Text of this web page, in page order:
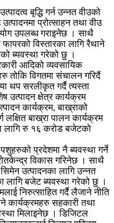
बृद्धि गर्न उन्नत वीउको
प्रोत्साहन तथा वीउ
उपलब्ध गराइनेछ । साथै
विस्तारका लागि रैथाने
ब्यवस्था गरेको छु ।
आदिको व्यवसायिक
तोकि विगतमा संचालन गरिदैं
थप सरलीकृत गर्दै त्यस्ता
उत्पादन क्षेत्र कार्यक्रम
कार्यक्रम, बाख्राको
लक्षित बाख्रा पालन कार्यक्रम
लागि रु १६ करोड बजेटको
प्रदेशमा नै ब्यवस्था गर्ने
विकास गरिनेछ । साथै
उत्पादनका लागि उन्नत
लागि बजेट ब्यवस्था गरेको छु ।
निरुत्साहित गर्दै लैजाने नीति
कार्यक्रमहरु सहकारी तथा
मिलाइनेछ । डिजिटल